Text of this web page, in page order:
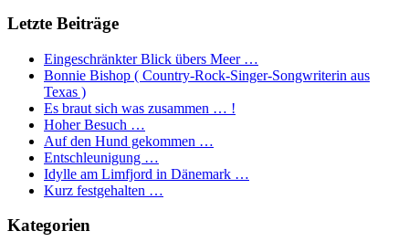
Letzte Beiträge
Eingeschränkter Blick übers Meer …
Bonnie Bishop ( Country-Rock-Singer-Songwriterin aus
Texas )
Es braut sich was zusammen … !
Hoher Besuch …
Auf den Hund gekommen …
Entschleunigung …
Idylle am Limfjord in Dänemark …
Kurz festgehalten …
Kategorien